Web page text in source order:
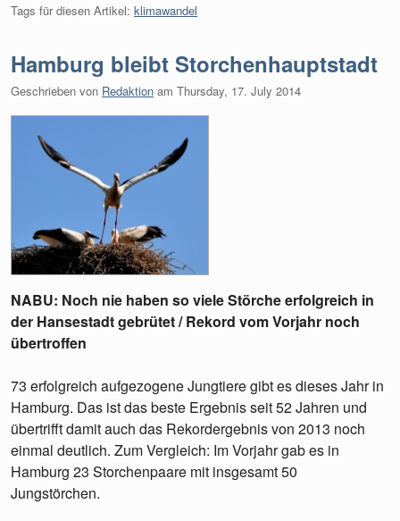
Tags für diesen Artikel: klimawandel
Hamburg bleibt Storchenhauptstadt
Geschrieben von Redaktion am Thursday, 17. July 2014
NABU: Noch nie haben so viele Störche erfolgreich in
der Hansestadt gebrütet / Rekord vom Vorjahr noch
übertroffen
73 erfolgreich aufgezogene Jungtiere gibt es dieses Jahr in
Hamburg. Das ist das beste Ergebnis seit 52 Jahren und
übertrifft damit auch das Rekordergebnis von 2013 noch
einmal deutlich. Zum Vergleich: Im Vorjahr gab es in
Hamburg 23 Storchenpaare mit insgesamt 50
Jungstörchen.